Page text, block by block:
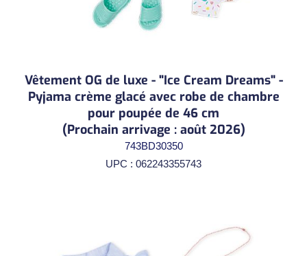
Vêtement OG de luxe - "Ice Cream Dreams" -
Pyjama crème glacé avec robe de chambre
pour poupée de 46 cm
(Prochain arrivage : août 2026)
743BD30350
UPC : 062243355743